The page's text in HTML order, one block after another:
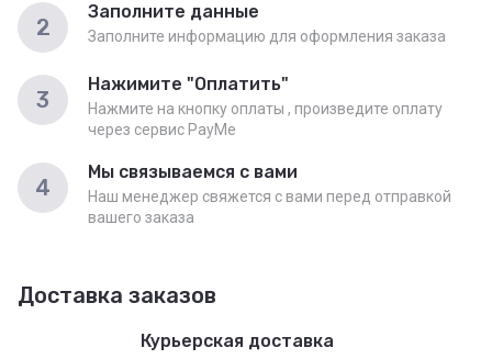
2
Заполните данные
Заполните информацию для оформления заказа
3
Нажимите "Оплатить"
Нажмите на кнопку оплаты , произведите оплату
через сервис PayMe
4
Мы связываемся с вами
Наш менеджер свяжется с вами перед отправкой
вашего заказа
Доставка заказов
Курьерская доставка